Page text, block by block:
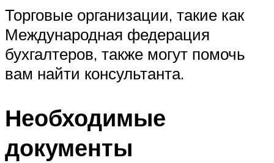
Торговые организации, такие как
Международная федерация
бухгалтеров, также могут помочь
вам найти консультанта.
Необходимые
документы